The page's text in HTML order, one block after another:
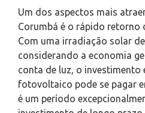
Um dos aspectos mais
Corumbá é o rápido retorno
Com uma irradiação solar
considerando a economia
conta de luz, o investimento
fotovoltaico pode se pagar
é um período